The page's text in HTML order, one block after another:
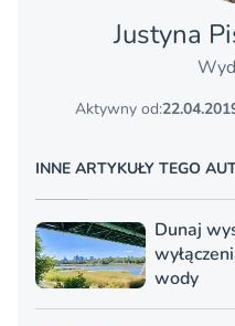
Justyna
Aktywny od:
INNE ARTYKUŁY TEGO
Dunaj
wody